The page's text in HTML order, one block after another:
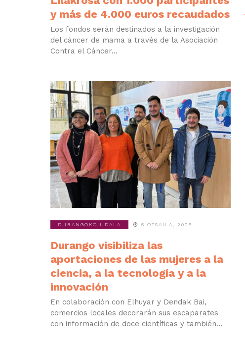
y más de 4.000 euros recaudados
Los fondos serán destinados a la investigación
del cáncer de mama a través de la Asociación
Contra el Cáncer...
DURANGOKO UDALA 5 OTSAILA, 2025
Durango visibiliza las
aportaciones de las mujeres a la
ciencia, a la tecnología y a la
innovación
En colaboración con Elhuyar y Dendak Bai,
comercios locales decorarán sus escaparates
con información de doce científicas y también...